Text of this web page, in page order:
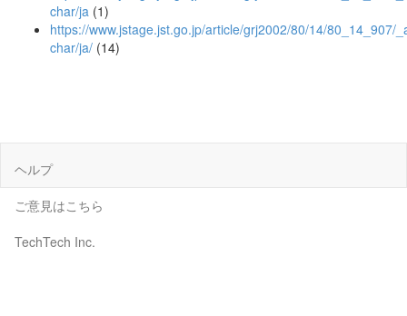
char/ja (1)
https://www.jstage.jst.go.jp/article/grj2002/80/14/80_14_907/
char/ja/ (14)
ヘルプ
ご意見はこちら
TechTech Inc.